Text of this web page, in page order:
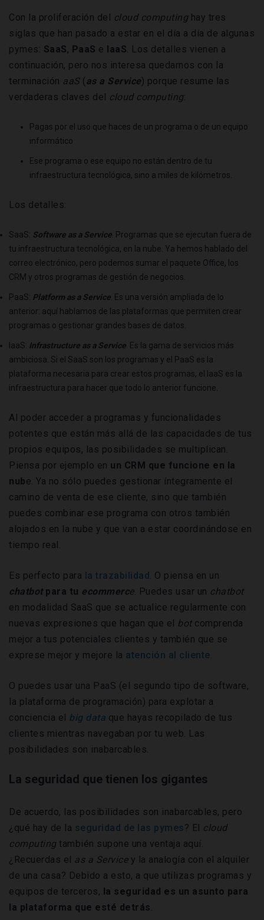
Con la proliferación del cloud computinghay tres
siglas que han pasado a estar en el día a día de algunas
pymes: SaaS, PaaS e IaaS. Los detalles vienen a
continuación, pero nos interesa quedarnos con la
terminación aaS (as a Service) porque resume las
verdaderas claves del cloud computing:
Pagas por el uso que haces de un programa o de un equipo
informático
Ese programa o ese equipo no están dentro de tu
infraestructura tecnológica, sino a miles de kilómetros.
Los detalles:
SaaS: Software as a Service . Programas que se ejecutan fuera de
tu infraestructura tecnológica, en la nube. Ya hemos hablado del
correo electrónico, pero podemos sumar el paquete Office, los
CRM y otros programas de gestión de negocios.
PaaS: Platform as a Service . Es una versión ampliada de lo
anterior: aquí hablamos de las plataformas que permiten crear
programas o gestionar grandes bases de datos.
IaaS: Infrastructure as a Service . Es la gama de servicios más
ambiciosa. Si el SaaS son los programas y el PaaS es la
plataforma necesaria para crear estos programas, el IaaS es la
infraestructura para hacer que todo lo anterior funcione.
Al poder acceder a programas y funcionalidades
potentes que están más allá de las capacidades de tus
propios equipos, las posibilidades se multiplican.
Piensa por ejemplo en un CRM que funcione en la
nube. Ya no sólo puedes gestionar íntegramente el
camino de venta de ese cliente, sino que también
puedes combinar ese programa con otros también
alojados en la nube y que van a estar coordinándose en
tiempo real.
Es perfecto para la trazabilidad. O piensa en un
chatbotpara tu ecommerce. Puedes usar un chatbot
en modalidad SaaS que se actualice regularmente con
nuevas expresiones que hagan que el bot comprenda
mejor a tus potenciales clientes y también que se
exprese mejor y mejore la atención al cliente.
O puedes usar una PaaS (el segundo tipo de software,
la plataforma de programación) para explotar a
conciencia el big data que hayas recopilado de tus
clientes mientras navegaban por tu web. Las
posibilidades son inabarcables.
La seguridad que tienen los gigantes
De acuerdo, las posibilidades son inabarcables, pero
¿qué hay de la seguridad de las pymes? El cloud
computingtambién supone una ventaja aquí.
¿Recuerdas el as a Servicey la analogía con el alquiler
de una casa? Debido a esto, a que utilizas programas y
equipos de terceros, la seguridad es un asunto para
la plataforma que esté detrás.